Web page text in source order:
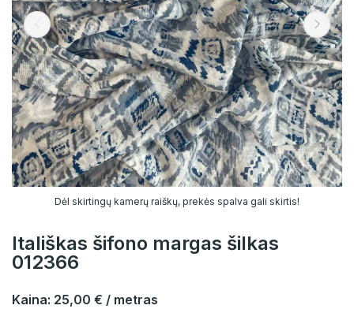
Dėl skirtingų kamerų raiškų, prekės spalva gali skirtis!
Itališkas šifono margas šilkas
012366
Kaina: 25,00 € / metras